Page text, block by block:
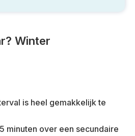
Winter
is heel gemakkelijk te
minuten over een secundaire